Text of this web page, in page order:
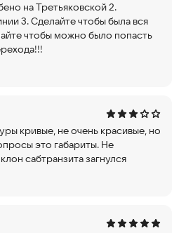
на Третьяковской 2.
3. Сделайте чтобы была вся
чтобы можно было попасть
кривые, не очень красивые, но
это габариты. Не
сабтранзита загнулся